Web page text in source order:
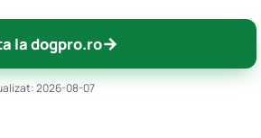
la dogpro.ro→
2026-08-07